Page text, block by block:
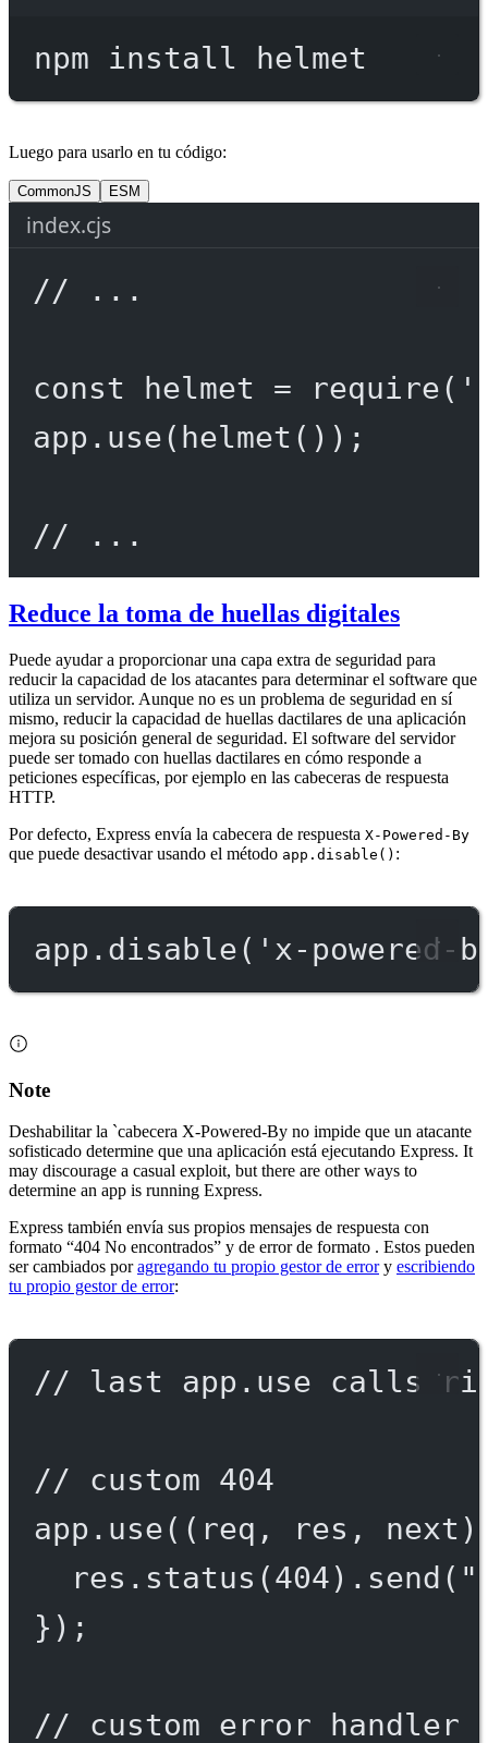
npm install helmet
Luego para usarlo en tu código:
CommonJS ESM
index.cjs
// ...
const helmet = require(
app. use( helmet ());
// ...
Reduce la toma de huellas digitales
Puede ayudar a proporcionar una capa extra de seguridad para
reducir la capacidad de los atacantes para determinar el software que
utiliza un servidor. Aunque no es un problema de seguridad en sí
mismo, reducir la capacidad de huellas dactilares de una aplicación
mejora su posición general de seguridad. El software del servidor
puede ser tomado con huellas dactilares en cómo responde a
peticiones específicas, por ejemplo en las cabeceras de respuesta
HTTP.
Por defecto, Express envía la cabecera de respuesta X-Powered-By
que puede desactivar usando el método app.disable() :
app. disable( 'x-powered-
Note
Deshabilitar la `cabecera X-Powered-By no impide que un atacante
sofisticado determine que una aplicación está ejecutando Express. It
may discourage a casual exploit, but there are other ways to
determine an app is running Express.
Express también envía sus propios mensajes de respuesta con
formato “404 No encontrados” y de error de formato . Estos pueden
ser cambiados poragregando tu propio gestor de errory escribiendo
tu propio gestor de error:
// last app.use calls
// custom 404
app. use(( req , res , next
res. status (404). send (
});
// custom error handler